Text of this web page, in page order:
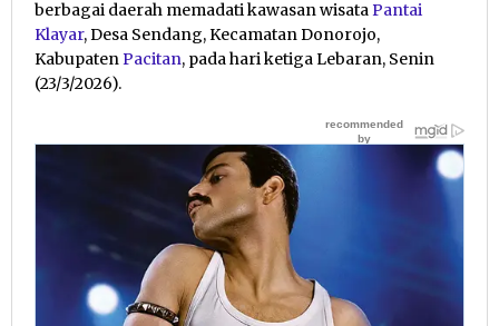
berbagai daerah memadati kawasan wisataPantai
Klayar, Desa Sendang, Kecamatan Donorojo,
KabupatenPacitan, pada hari ketiga Lebaran, Senin
(23/3/2026).